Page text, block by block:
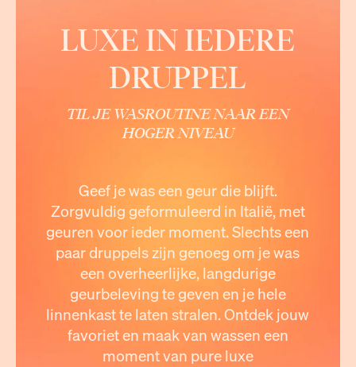
LUXE IN IEDERE
DRUPPEL
TIL JE WASROUTINE NAAR EEN
HOGER NIVEAU
Geef je was een geur die blijft.
Zorgvuldig geformuleerd in Italië, met
geuren voor ieder moment. Slechts een
paar druppels zijn genoeg om je was
een overheerlijke, langdurige
geurbeleving te geven en je hele
linnenkast te laten stralen. Ontdek jouw
favoriet en maak van wassen een
moment van pure luxe